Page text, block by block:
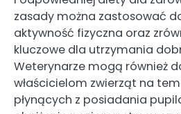
zasady można zastosować
aktywność fizyczna oraz
kluczowe dla utrzymania
Weterynarze mogą również
właścicielom zwierząt na
płynących z posiadania